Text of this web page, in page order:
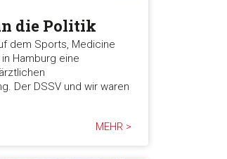
die Politik
dem Sports, Medicine
Hamburg eine
Der DSSV und wir waren
MEHR >